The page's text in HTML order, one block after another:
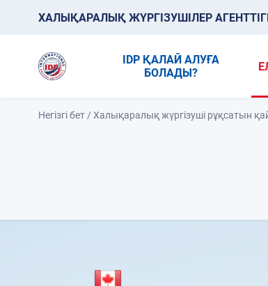
ХАЛЫҚАРАЛЫҚ ЖҮРГІЗУШІЛЕР
IDP ҚАЛАЙ АЛУҒА
БОЛАДЫ?
Негізгі бет /Халықаралық жүргізуші рұқсатын